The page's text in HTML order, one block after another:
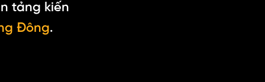
tảng kiến
Đông.